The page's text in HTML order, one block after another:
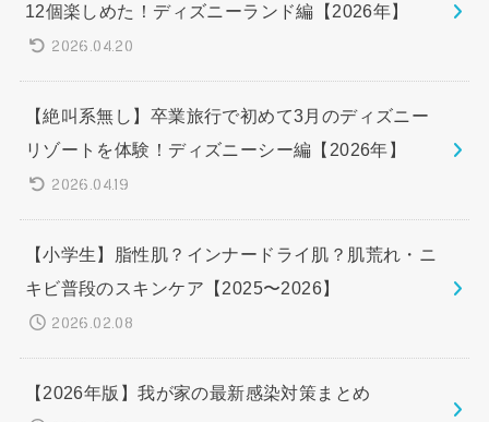
12個楽しめた！ディズニーランド編【2026年】
2026.04.20
【絶叫系無し】卒業旅行で初めて3月のディズニー
リゾートを体験！ディズニーシー編【2026年】
2026.04.19
【小学生】脂性肌？インナードライ肌？肌荒れ・ニ
キビ普段のスキンケア【2025〜2026】
2026.02.08
【2026年版】我が家の最新感染対策まとめ